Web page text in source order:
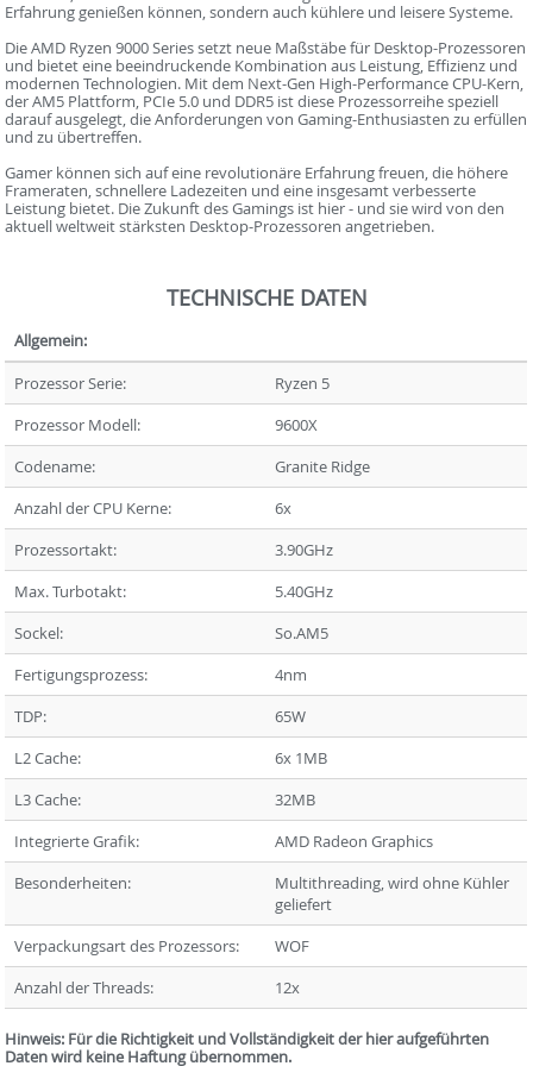
Erfahrung genießen können, sondern auch kühlere und leisere Systeme.
Die AMD Ryzen 9000 Series setzt neue Maßstäbe für Desktop-Prozessoren
und bietet eine beeindruckende Kombination aus Leistung, Effizienz und
modernen Technologien. Mit dem Next-Gen High-Performance CPU-Kern,
der AM5 Plattform, PCIe 5.0 und DDR5 ist diese Prozessorreihe speziell
darauf ausgelegt, die Anforderungen von Gaming-Enthusiasten zu erfüllen
und zu übertreffen.
Gamer können sich auf eine revolutionäre Erfahrung freuen, die höhere
Frameraten, schnellere Ladezeiten und eine insgesamt verbesserte
Leistung bietet. Die Zukunft des Gamings ist hier - und sie wird von den
aktuell weltweit stärksten Desktop-Prozessoren angetrieben.
TECHNISCHE DATEN
Allgemein:
Prozessor Serie:
Ryzen 5
Prozessor Modell:
9600X
Codename:
Granite Ridge
Anzahl der CPU Kerne:
6x
Prozessortakt:
3.90GHz
Max. Turbotakt:
5.40GHz
Sockel:
So.AM5
Fertigungsprozess:
4nm
TDP:
65W
L2 Cache:
6x 1MB
L3 Cache:
32MB
Integrierte Grafik:
AMD Radeon Graphics
Besonderheiten:
Multithreading, wird ohne Kühler
geliefert
Verpackungsart des Prozessors:
WOF
Anzahl der Threads:
12x
Hinweis: Für die Richtigkeit und Vollständigkeit der hier aufgeführten
Daten wird keine Haftung übernommen.